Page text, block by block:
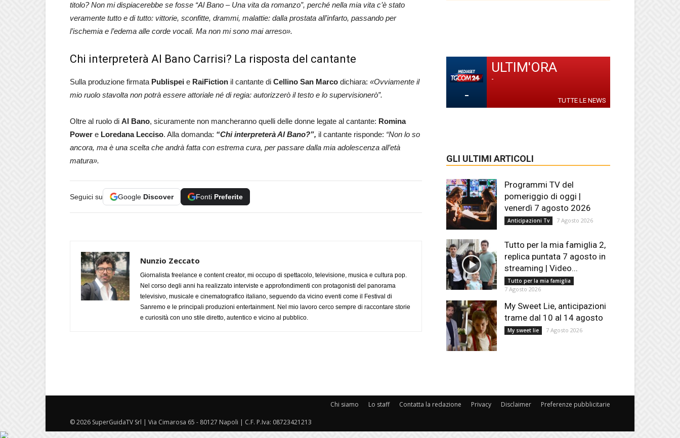
titolo? Non mi dispiacerebbe se fosse “Al Bano – Una vita da romanzo”, perché nella mia vita c’è stato
veramente tutto e di tutto: vittorie, sconfitte, drammi, malattie: dalla prostata all’infarto, passando per
l’ischemia e l’edema alle corde vocali. Ma non mi sono mai arreso».
Chi interpreterà Al Bano Carrisi? La risposta del cantante
Sulla produzione firmata Publispei e RaiFiction il cantante di Cellino San Marco dichiara: «Ovviamente il
mio ruolo stavolta non potrà essere attoriale né di regia: autorizzerò il testo e lo supervisionerò”.
Oltre al ruolo di Al Bano, sicuramente non mancheranno quelli delle donne legate al cantante: Romina
Power e Loredana Lecciso. Alla domanda: “Chi interpreterà Al Bano?”, il cantante risponde: “Non lo so
ancora, ma è una scelta che andrà fatta con estrema cura, per passare dalla mia adolescenza all’età
matura».
Seguici su Google Discover Fonti Preferite
Nunzio Zeccato
Giornalista freelance e content creator, mi occupo di spettacolo, televisione, musica e cultura pop.
Nel corso degli anni ha realizzato interviste e approfondimenti con protagonisti del panorama
televisivo, musicale e cinematografico italiano, seguendo da vicino eventi come il Festival di
Sanremo e le principali produzioni entertainment. Nel mio lavoro cerco sempre di raccontare storie
e curiosità con uno stile diretto, autentico e vicino al pubblico.
-
ULTIM'ORA
-
TUTTE LE NEWS
GLI ULTIMI ARTICOLI
Programmi TV del
pomeriggio di oggi |
venerdì 7 agosto 2026
Anticipazioni Tv 7 Agosto 2026
Tutto per la mia famiglia 2,
replica puntata 7 agosto in
streaming | Video...
Tutto per la mia famiglia
7 Agosto 2026
My Sweet Lie, anticipazioni
trame dal 10 al 14 agosto
My sweet lie 7 Agosto 2026
Chi siamo Lo staff Contatta la redazione Privacy Disclaimer Preferenze pubblicitarie
© 2026 SuperGuidaTV Srl | Via Cimarosa 65 - 80127 Napoli | C.F. P.Iva: 08723421213